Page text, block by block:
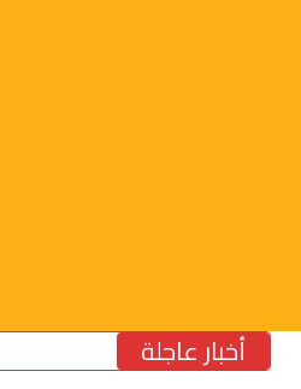
أخبار عاجلة